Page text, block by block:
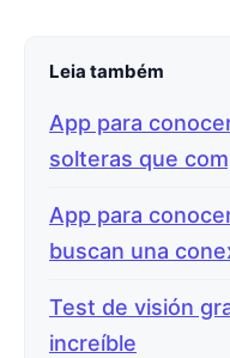
Leia também
App para
solteras que
App para
buscan una
Test de visión
increíble